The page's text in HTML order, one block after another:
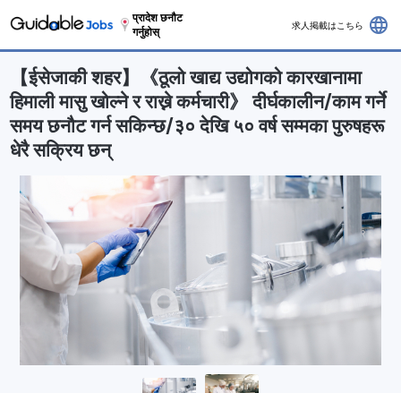
प्रादेश छनौट
गर्नुहोस्
求人掲載はこちら language
【ईसेजाकी शहर】《ठूलो खाद्य उद्योगको कारखानामा
हिमाली मासु खोल्ने र राख्ने कर्मचारी》 दीर्घकालीन/काम गर्ने
समय छनौट गर्न सकिन्छ/३० देखि ५० वर्ष सम्मका पुरुषहरू
धेरै सक्रिय छन्